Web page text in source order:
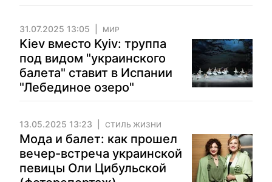
31.07.2025 13:05 МИР
Kiev вместо Kyiv: труппа
под видом "украинского
балета" ставит в Испании
"Лебединое озеро"
13.05.2025 13:23 СТИЛЬ ЖИЗНИ
Мода и балет: как прошел
вечер-встреча украинской
певицы Оли Цибульской